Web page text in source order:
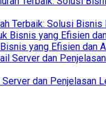
Terbaik: Solusi Bisnis
yang Efisien dan
dan Penjelasan